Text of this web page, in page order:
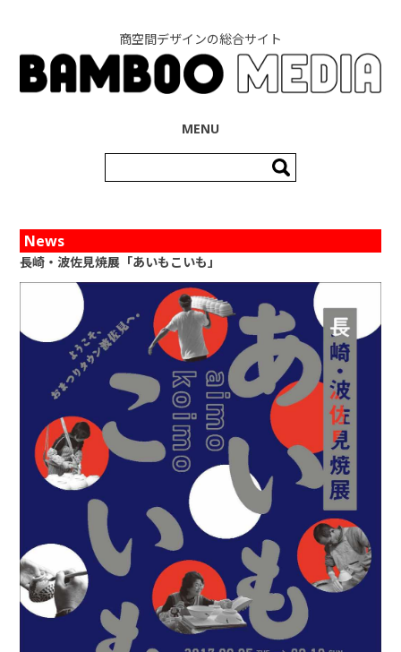
商空間デザインの総合サイト
MENU
索:
News
長崎・波佐見焼展「あいもこいも」